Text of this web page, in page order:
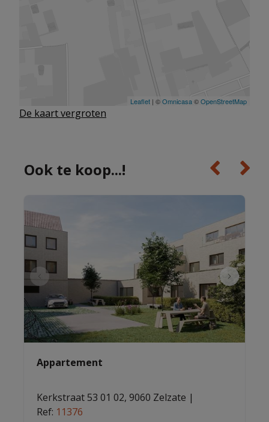
De kaart vergroten
Ook te koop...!
Appartement
Kerkstraat 53 01 02, 9060 Zelzate |
Ref: 11376